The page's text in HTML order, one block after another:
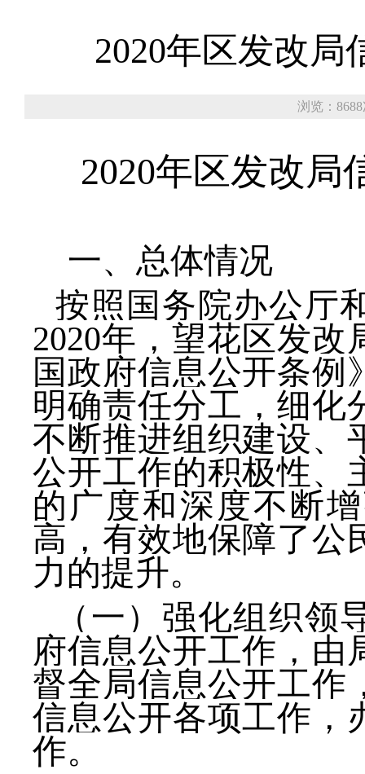
2020年区发改局
浏览：8688
2020年区发改局
一、总体情况
按照国务院办公厅
2020年，望花区发
国政府信息公开条例
明确责任分工，细化
不断推进组织建设、
公开工作的积极性、
的广度和深度不断
高，有效地保障了公
力的提升。
（一）强化组织领
府信息公开工作，由
督全局信息公开工作
信息公开各项工作，
作。